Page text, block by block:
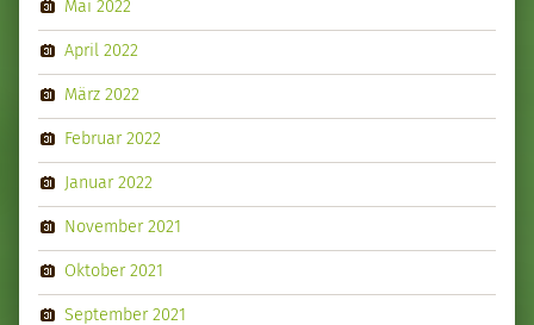
Mai 2022
April 2022
März 2022
Februar 2022
Januar 2022
November 2021
Oktober 2021
September 2021